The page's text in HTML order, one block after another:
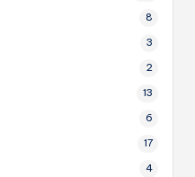
8
3
2
13
6
17
4